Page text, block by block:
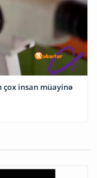
çox insan müayinə